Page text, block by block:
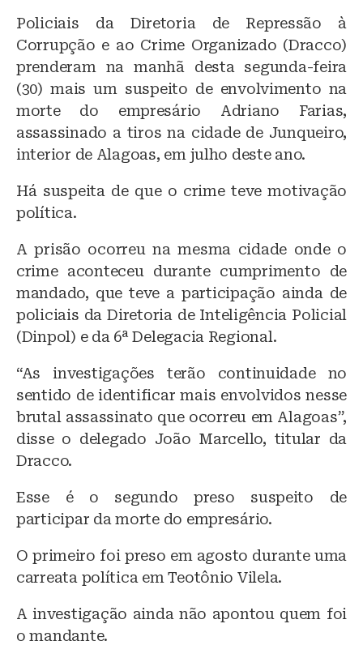
e
s
k
y
c
e
b
o
o
k
at
s
A
p
p
Policiais da Diretoria de Repressão à
Corrupção e ao Crime Organizado (Dracco)
prenderam na manhã desta segunda-feira
(30) mais um suspeito de envolvimento na
morte do empresário Adriano Farias,
assassinado a tiros na cidade de Junqueiro,
interior de Alagoas, em julho deste ano.
Há suspeita de que o crime teve motivação
política.
A prisão ocorreu na mesma cidade onde o
crime aconteceu durante cumprimento de
mandado, que teve a participação ainda de
policiais da Diretoria de Inteligência Policial
(Dinpol) e da 6ª Delegacia Regional.
“As investigações terão continuidade no
sentido de identificar mais envolvidos nesse
brutal assassinato que ocorreu em Alagoas”,
disse o delegado João Marcello, titular da
Dracco.
Esse é o segundo preso suspeito de
participar da morte do empresário.
O primeiro foi preso em agosto durante uma
carreata política em Teotônio Vilela.
A investigação ainda não apontou quem foi
o mandante.